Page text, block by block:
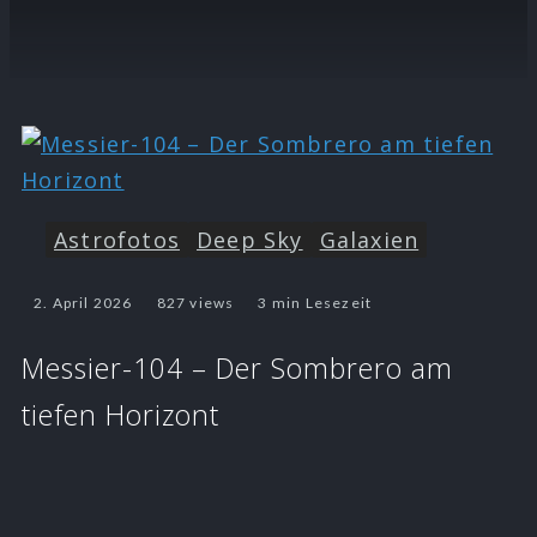
Astrofotos Deep Sky Galaxien
2. April 2026 827 views 3 min Lesezeit
Messier-104 – Der Sombrero am
tiefen Horizont